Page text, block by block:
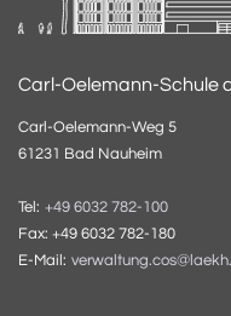
Carl-Oelemann-Schule
Carl-Oelemann-Weg 5
61231 Bad Nauheim
Tel: +49 6032 782-100
Fax: +49 6032 782-180
E-Mail: